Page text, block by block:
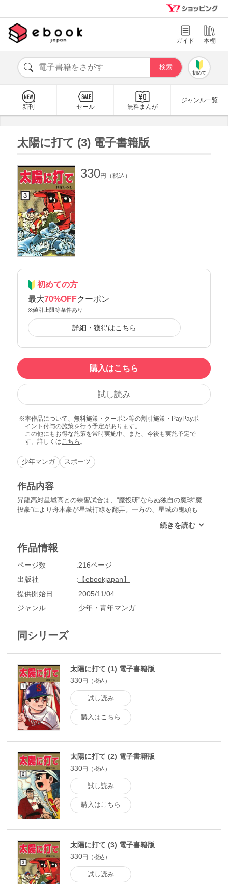
ガイド 本棚
初めて
新刊 セール 無料まんが
ジャンル一覧
太陽に打て (3) 電子書籍版
330円（税込）
初めての方
最大70%OFFクーポン
※値引上限等条件あり
詳細・獲得はこちら
購入はこちら
試し読み
本作品について、無料施策・クーポン等の割引施策・PayPayポ
イント付与の施策を行う予定があります。
この他にもお得な施策を常時実施中、また、今後も実施予定で
す。詳しくはこちら 。
少年マンガ スポーツ
作品内容
昇龍高対星城高との練習試合は、“魔投研”ならぬ独自の魔球“魔
投豪”により舟木豪が星城打線を翻弄。一方の、星城の鬼頭も
合は緊迫した投手戦となる。しかも豪は星城打線をパーフェク
投豪”の多投により、豪の肩に激痛が走る。
作品情報
ページ数
216ページ
出版社
【ebookjapan】
提供開始日
2005/11/04
ジャンル
少年・青年マンガ
同シリーズ
太陽に打て (1) 電子書籍版
330円（税込）
試し読み
購入はこちら
太陽に打て (2) 電子書籍版
330円（税込）
試し読み
購入はこちら
太陽に打て (3) 電子書籍版
330円（税込）
試し読み